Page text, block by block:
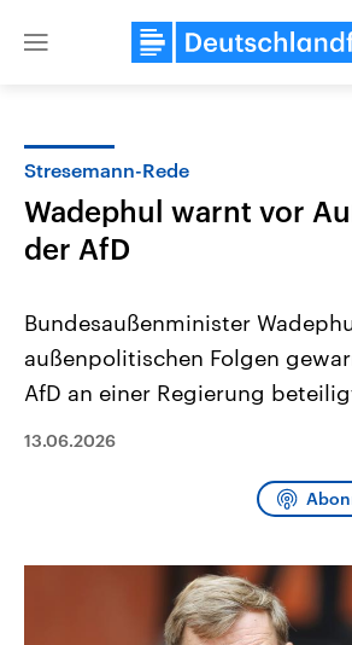
Close
2026
September 2026 einen neuen
Umfragen, Prognosen,
Wahlprogramme, aktuelle Berichte
und Hintergründe zu den Parteien
und Kandidaten der anstehenden
Programm
Stresemann-Rede
Wadephul warnt vor
der AfD
Bundesaußenminister
außenpolitischen Folgen
AfD an einer Regierung
13.06.2026